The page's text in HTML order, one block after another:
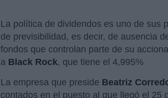
La política de dividendos es uno de sus
de previsibilidad, es decir, de ausencia
fondos que controlan parte de su
a Black Rock, que tiene el 4,995%
La empresa que preside Beatriz
contados en el puesto al que llegó el 25